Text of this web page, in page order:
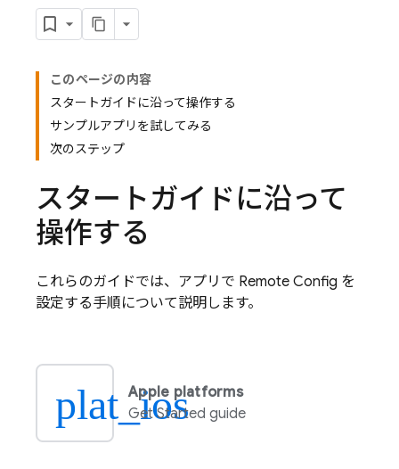
このページの内容
スタートガイドに沿って操作する
サンプルアプリを試してみる
次のステップ
スタートガイドに沿って
操作する
これらのガイドでは、アプリで Remote Config を
設定する手順について説明します。
plat_ios
Apple platforms
Get Started guide